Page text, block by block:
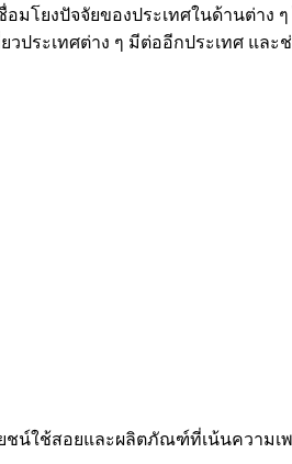
โยงปัจจัยของประเทศในด้านต่าง
ระเทศต่าง ๆ มีต่ออีกประเทศ แล
ช้สอยและผลิตภัณฑ์ที่เน้นความเพ